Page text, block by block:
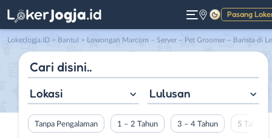
Pasang
Gelap
LokerJogja.ID > Bantul > Lowongan Marcom – Server – Pet Groomer – Barista di LeGARECA Space
Lokasi Lulusan
Tanpa Pengalaman 1 – 2 Tahun 3 – 4 Tahun 5 Tahun